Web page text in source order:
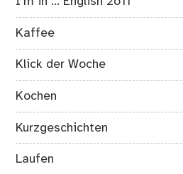
Kaffee
Klick der Woche
Kochen
Kurzgeschichten
Laufen